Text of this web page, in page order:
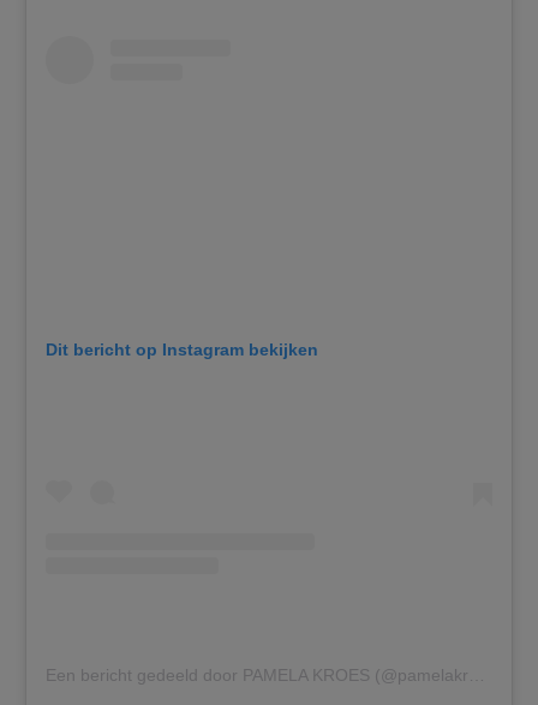
Dit bericht op Instagram bekijken
Een bericht gedeeld door PAMELA KROES (@pamelakroes)